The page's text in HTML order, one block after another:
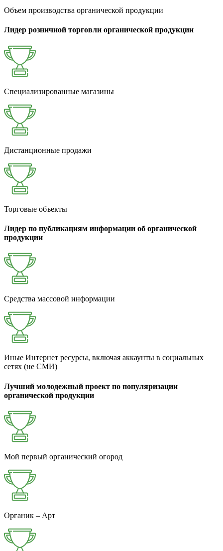
Объем производства органической продукции
Лидер розничной торговли органической продукции
Специализированные магазины
Дистанционные продажи
Торговые объекты
Лидер по публикациям информации об органической
продукции
Средства массовой информации
Иные Интернет ресурсы, включая аккаунты в социальных
сетях (не СМИ)
Лучший молодежный проект по популяризации
органической продукции
Мой первый органический огород
Органик – Арт